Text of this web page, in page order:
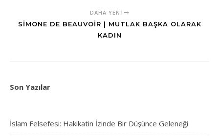
DAHA YENI
SIMONE DE BEAUVOIR | MUTLAK BAŞKA OLARAK
KADIN
Son Yazılar
İslam Felsefesi: Hakikatin İzinde Bir Düşünce Geleneği